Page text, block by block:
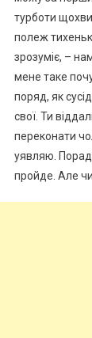
турботи
полеж
зрозуміє, –
мене таке
поряд, як
свої. Ти
переконати
уявляю.
пройде. Але